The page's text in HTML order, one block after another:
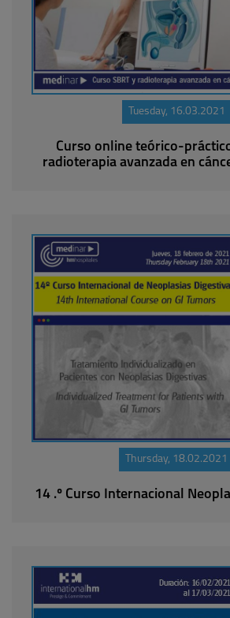
Tuesday, 16.03.2021
Curso online teórico-
radioterapia avanzada en
Thursday, 18.02.2021
14 .º Curso Internacional